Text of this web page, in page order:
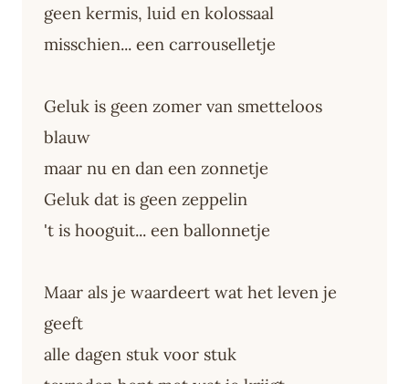
geen kermis, luid en kolossaal
misschien... een carrouselletje
Geluk is geen zomer van smetteloos
blauw
maar nu en dan een zonnetje
Geluk dat is geen zeppelin
't is hooguit... een ballonnetje
Maar als je waardeert wat het leven je
geeft
alle dagen stuk voor stuk